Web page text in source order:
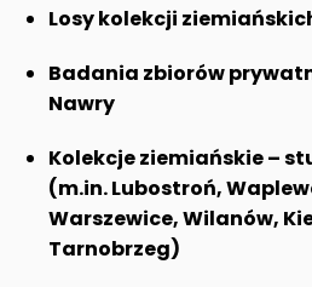
Losy kolekcji
Badania zbiorów
Nawry
Kolekcje ziemiańskie –
(m.in. Lubostroń,
Warszewice, Wilanów,
Tarnobrzeg)